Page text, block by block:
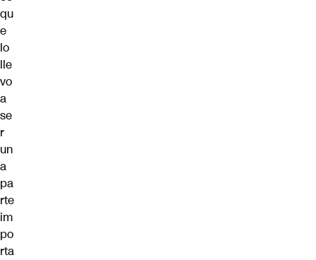
qu
e
lo
lle
vo
a
se
r
un
a
pa
rte
im
po
rta